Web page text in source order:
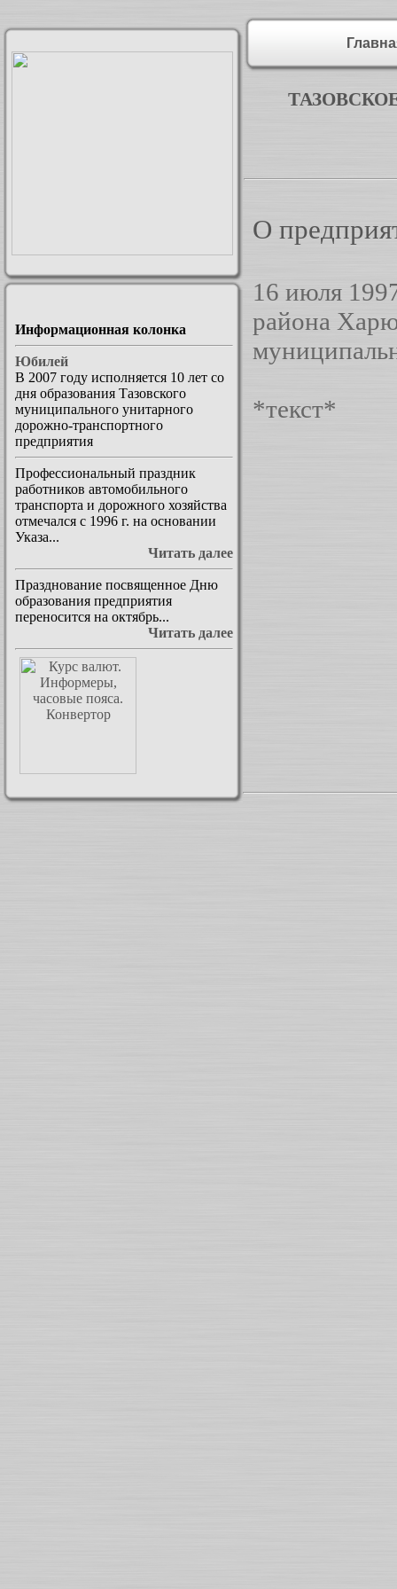
Информационная колонка
Юбилей
В 2007 году исполняется 10 лет со
дня образования Тазовского
муниципального унитарного
дорожно-транспортного
предприятия
Профессиональный праздник
работников автомобильного
транспорта и дорожного хозяйства
отмечался с 1996 г. на основании
Указа...
Читать далее
Празднование посвященное Дню
образования предприятия
переносится на октябрь...
Читать далее
О
16 июля
района
*текст*